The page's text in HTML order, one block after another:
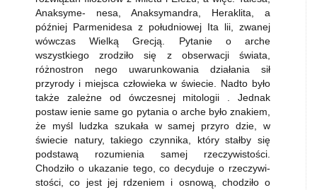
Anaksyme- nesa, Anaksymandra, Heraklita, a
później Parmenidesa z południowej Ita­ lii, zwanej
wówczas Wielką Grecją. Pytanie o arche
wszystkiego zrodziło się z obserwacji świata,
różnostron nego uwarunkowania działania sił
przyrody i miejsca człowieka w świecie. Nadto było
także zależne od ówczesnej mitologii . Jednak
postaw ienie same­ go pytania o arche było znakiem,
że myśl ludzka szukała w samej przyro dzie, w
świecie natury, takiego czynnika, który stałby się
podstawą rozumie­nia samej rzeczywistości.
Chodziło o ukazanie tego, co decyduje o rzeczywi­
stości, co jest jej rdzeniem i osnową, chodziło o